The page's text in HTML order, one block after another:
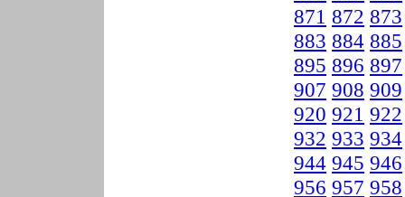
871 872 873
883 884 885
895 896 897
907 908 909
920 921 922
932 933 934
944 945 946
956 957 958